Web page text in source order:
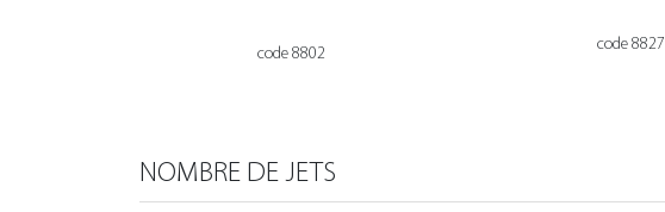
code 8802 code 8827
NOMBRE DE JETS